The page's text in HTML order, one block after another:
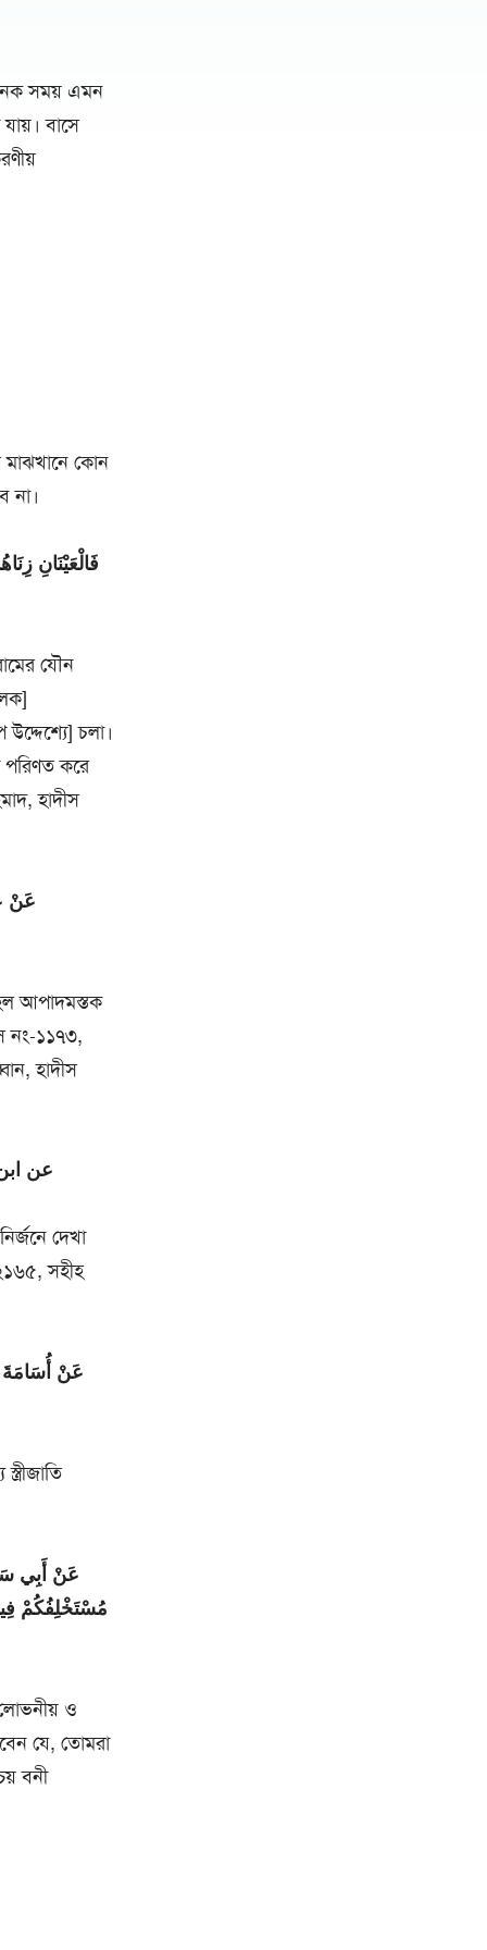
সময় এমন
বাসে
মাঝখানে কোন
না।
فَالْعَيْنَانِ
যৌন
চলা।
পরিণত করে
হাদীস
عَنْ
আপাদমস্তক
নং-১১৭৩,
হাদীস
عن
দেখা
সহীহ
عَنْ أُسَامَةَ
عَنْ أَبِي
مُسْتَخْلِفُكُمْ
লোভনীয় ও
যে, তোমরা
বনী